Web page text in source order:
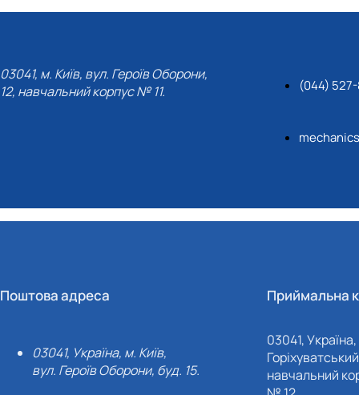
03041, м. Київ, вул. Героїв Оборони,
12, навчальний корпус № 11.
(044)
Поштова адреса
03041, Україна, м. Київ,
вул. Героїв Оборони, буд. 15.
Приймальна
03041,
навчальний